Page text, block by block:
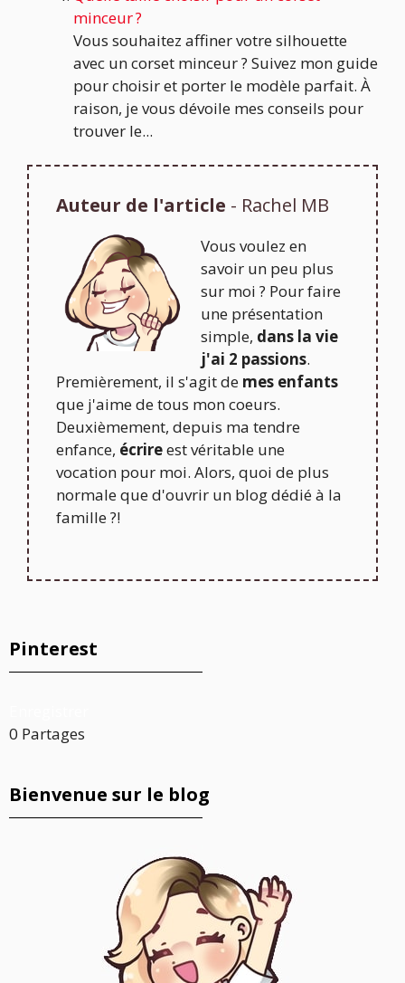
minceur ?
Vous souhaitez affiner votre silhouette
avec un corset minceur ? Suivez mon guide
pour choisir et porter le modèle parfait. À
raison, je vous dévoile mes conseils pour
trouver le...
Auteur de l'article - Rachel MB
Vous voulez en
savoir un peu plus
sur moi ? Pour faire
une présentation
simple, dans la vie
j'ai 2 passions.
Premièrement, il s'agit de mes enfants
que j'aime de tous mon coeurs.
Deuxièmement, depuis ma tendre
enfance, écrireest véritable une
vocation pour moi. Alors, quoi de plus
normale que d'ouvrir un blog dédié à la
famille ?!
Pinterest
0 Partages
Bienvenue sur le blog